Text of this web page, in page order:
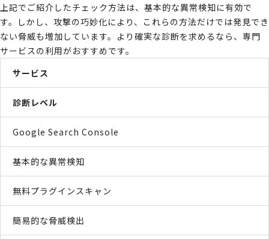
上記でご紹介したチェック方法は、基本的な異常検知に有効で
す。しかし、攻撃の巧妙化により、これらの方法だけでは発見でき
ない脅威も増加しています。より確実な診断を求めるなら、専門
サービスの利用がおすすめです。
サービス
診断レベル
Google Search Console
基本的な異常検知
無料プラグインスキャン
簡易的な脅威検出